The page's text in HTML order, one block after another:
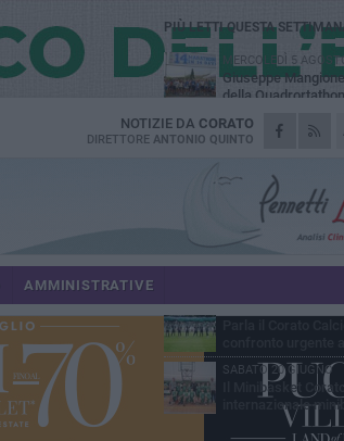
NOTIZIE DA CORATO
DIRETTORE ANTONIO QUINTO
AMMINISTRATIVE
PIÙ LETTI QUESTA
MERCOLEDÌ 5
Giuseppe
della
LUNEDÌ 3 AGOSTO
ErbeNobili Basket
GIOVEDÌ 30 LUGLIO
Corato Calcio al
Pugliese:
GIOVEDÌ 25 GIUGNO
Corato Calcio,
LUNEDÌ 15 GIUGNO
SABATO 20 GIUGNO
Il Minibasket
internazionale